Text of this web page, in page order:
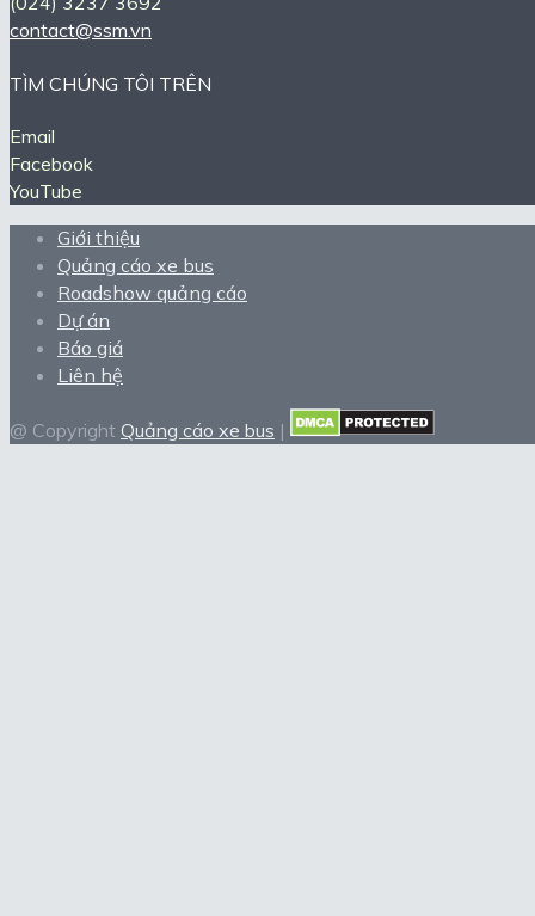
contact@ssm.vn
TÌM CHÚNG TÔI TRÊN
Email
Facebook
YouTube
Giới thiệu
Quảng cáo xe bus
Roadshow quảng cáo
Dự án
Báo giá
Liên hệ
@ Copyright Quảng cáo xe bus |